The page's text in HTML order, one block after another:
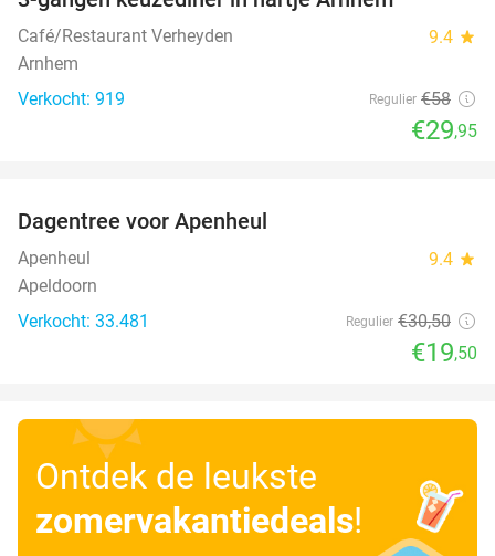
Café/Restaurant Verheyden 9.4 star
Arnhem
Verkocht: 919
Regulier €58
€29,95
Dagentree voor Apenheul
Apenheul 9.4 star
Apeldoorn
Verkocht: 33.481
Regulier €30,50
€19,50
Ontdek de leukste
zomervakantiedeals!